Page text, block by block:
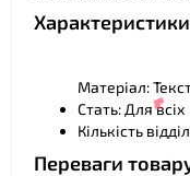
Матеріал:
Стать: Для всіх
Кількість
Переваги